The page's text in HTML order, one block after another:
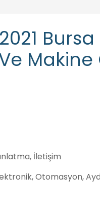
Bursa
İletişim
Otomasyon,